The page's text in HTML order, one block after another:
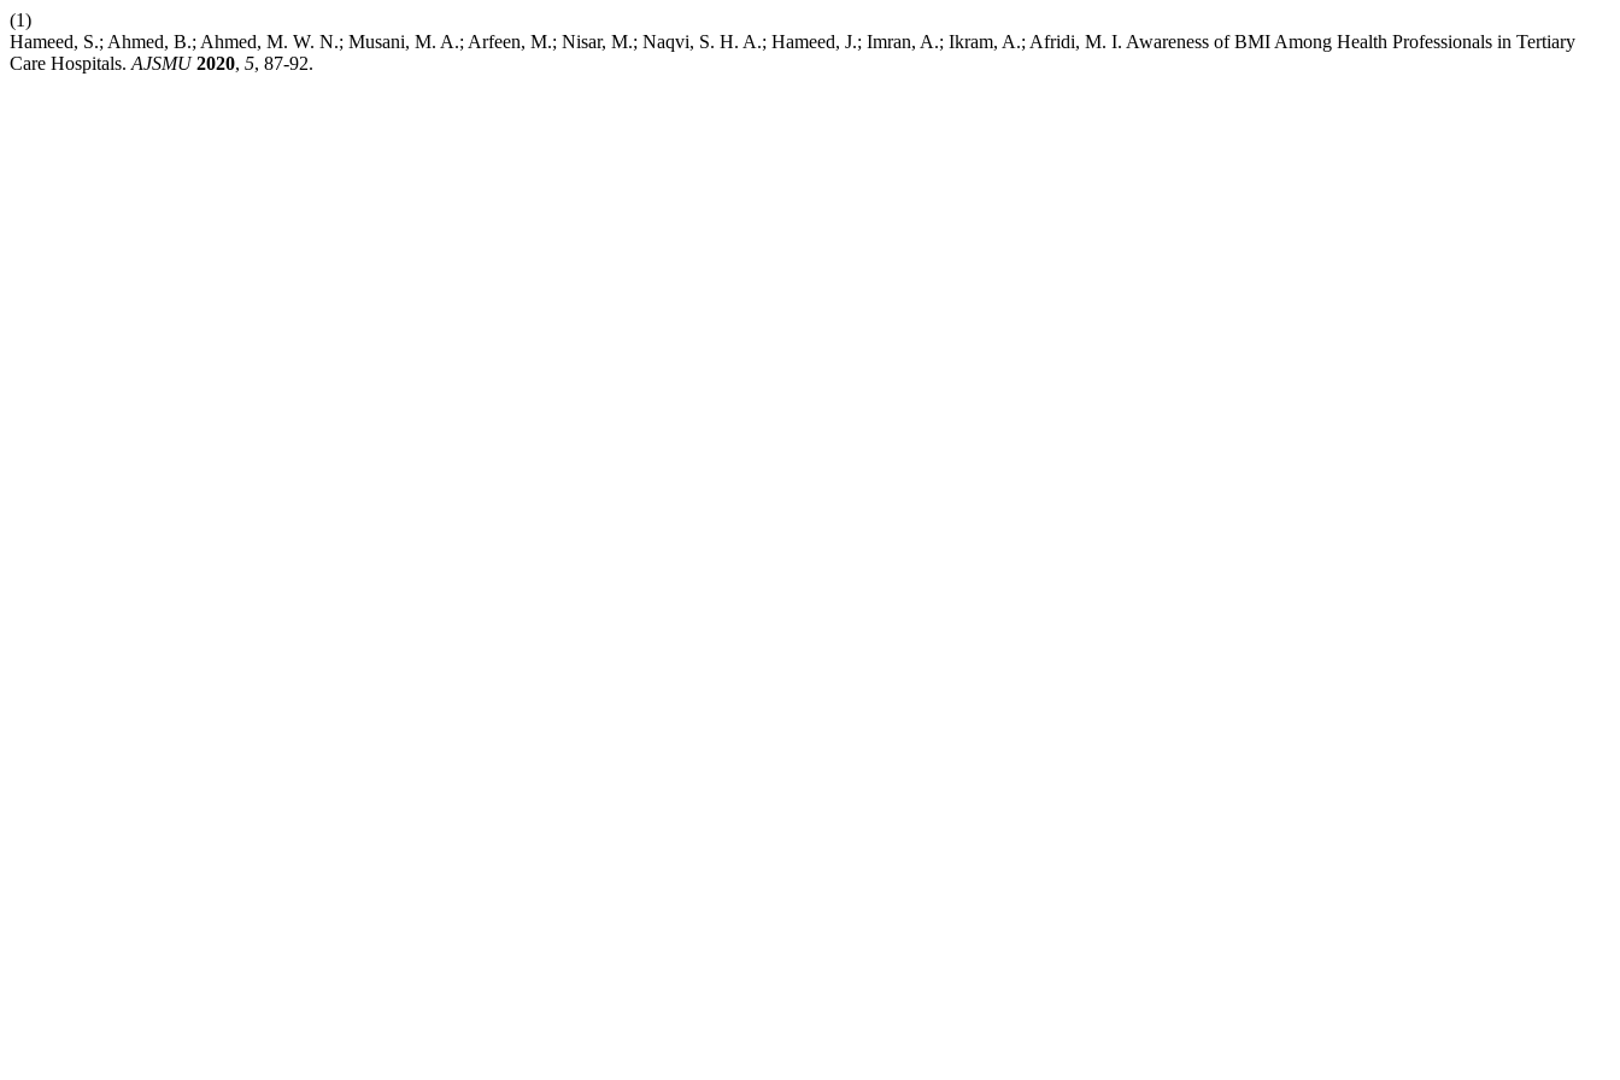
(1)
Hameed, S.; Ahmed, B.; Ahmed, M. W. N.; Musani, M. A.; Arfeen, M.; Nisar, M.; Naqvi, S. H. A.; Hameed, J.; Imran, A.; Ikram, A.; Afridi, M. I. Awareness of BMI Among Health Professionals in Tertiary
Care Hospitals. AJSMU 2020, 5, 87-92.